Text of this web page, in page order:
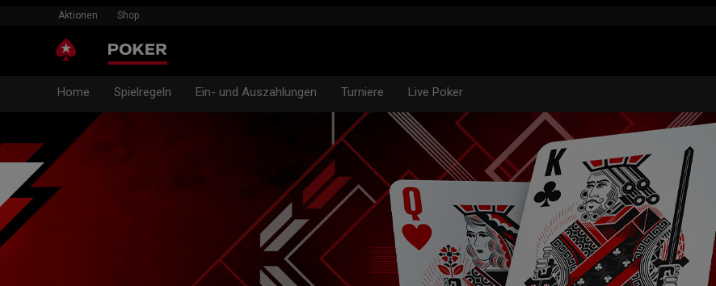
Aktionen Shop
Home Spielregeln Ein- und Auszahlungen Turniere Live Poker